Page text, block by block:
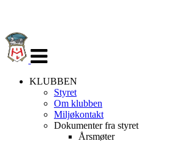
navigasjon
KLUBBEN
Styret
Om klubben
Miljøkontakt
Dokumenter fra styret
Årsmøter